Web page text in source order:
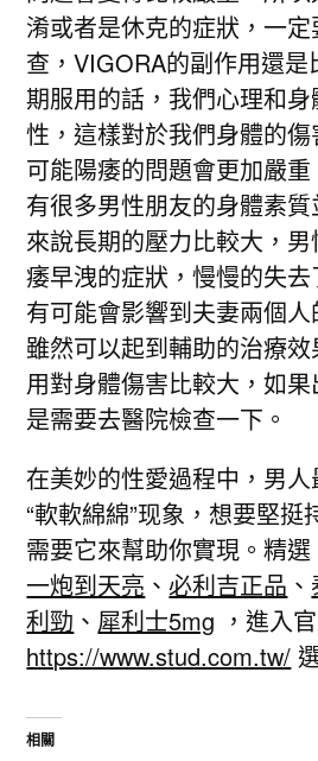
淆或者是休克的症狀，一
查，VIGORA的副作用還
期服用的話，我們心理和
性，這樣對於我們身體的
可能陽痿的問題會更加嚴
有很多男性朋友的身體素
來說長期的壓力比較大，
痿早洩的症狀，慢慢的失去
有可能會影響到夫妻兩個
雖然可以起到輔助的治療
用對身體傷害比較大，如
是需要去醫院檢查一下。
在美妙的性愛過程中，男人
“軟軟綿綿”现象，想要堅挺
需要它來幫助你實現。精選
一炮到天亮 、必利吉正品 、
利勁 、 犀利士5mg ，進入
https://www.stud.com.tw/
相關